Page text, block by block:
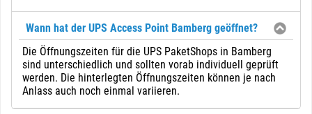
Wann hat der UPS Access Point Bamberg geöffnet?
Die Öffnungszeiten für die UPS PaketShops in Bamberg
sind unterschiedlich und sollten vorab individuell geprüft
werden. Die hinterlegten Öffnungszeiten können je nach
Anlass auch noch einmal variieren.